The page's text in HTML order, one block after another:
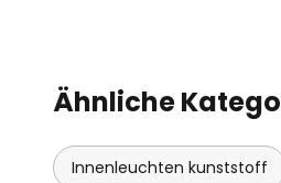
-
App
Ähnliche
Innenleuchten kunststoff